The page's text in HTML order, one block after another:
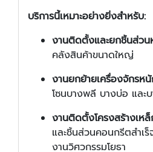
บริการนี้เหมาะอย่างยิ่งสำหรับ:
งานติดตั้งและยกชิ้นส่วน
คลังสินค้าขนาดใหญ่
งานยกย้ายเครื่องจักรห
โซนบางพลี บางบ่อ และ
งานติดตั้งโครงสร้างเห
และชิ้นส่วนคอนกรีตสำเ
งานวิศวกรรมโยธา